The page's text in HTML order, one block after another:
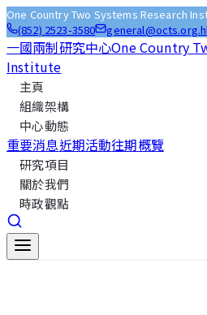
One Country Two Systems Research
(852) 2523-3580
一國兩制研究中心One Country
Institute
主頁
組織架構
中心動態
重要消息近期活動往期概覽
研究項目
關於我們
時政觀點